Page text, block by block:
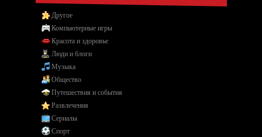
Другое
Компьютерные игры
Красота и здоровье
Люди и блоги
Музыка
Общество
Путешествия и события
Развлечения
Сериалы
Спорт